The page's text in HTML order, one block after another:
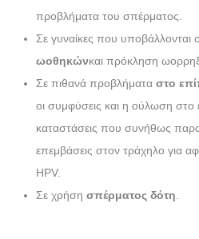
προβλήματα του σπέρματος.
Σε γυναίκες που υποβάλλονται
ωοθηκώνκαι πρόκληση
Σε πιθανά προβλήματα στο
οι συμφύσεις και η ούλωση στο
καταστάσεις που συνήθως
επεμβάσεις στον τράχηλο για
HPV.
Σε χρήση σπέρματος δότη